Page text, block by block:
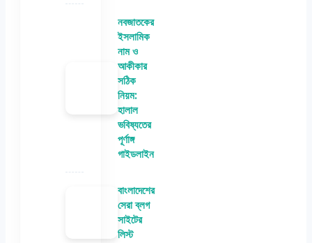
নবজাতকের
ইসলামিক
নাম ও
আকীকার
সঠিক
নিয়ম:
হালাল
ভবিষ্যতের
পূর্ণাঙ্গ
গাইডলাইন
বাংলাদেশের
সেরা ব্লগ
সাইটের
লিস্ট